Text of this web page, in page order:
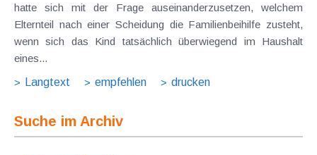
hatte sich mit der Frage auseinanderzusetzen, welchem
Elternteil nach einer Scheidung die Familienbeihilfe zusteht,
wenn sich das Kind tatsächlich überwiegend im Haushalt
eines...
Langtext
empfehlen drucken
Suche im Archiv